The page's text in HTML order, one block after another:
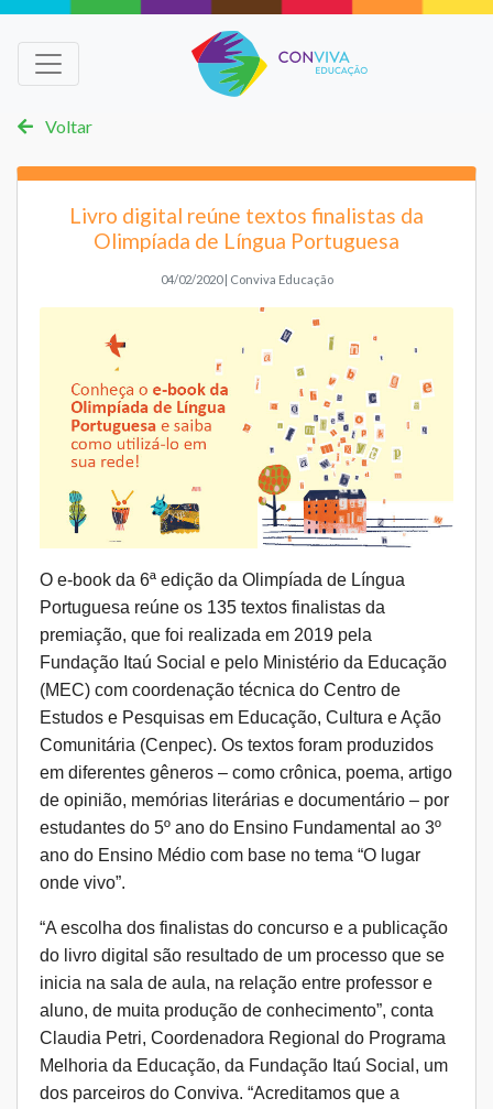
Voltar
Livro digital reúne textos finalistas da
Olimpíada de Língua Portuguesa
04/02/2020 | Conviva Educação
O e-book da 6ª edição da Olimpíada de Língua
Portuguesa reúne os 135 textos finalistas da
premiação, que foi realizada em 2019 pela
Fundação Itaú Social e pelo Ministério da Educação
(MEC) com coordenação técnica do Centro de
Estudos e Pesquisas em Educação, Cultura e Ação
Comunitária (Cenpec). Os textos foram produzidos
em diferentes gêneros – como crônica, poema, artigo
de opinião, memórias literárias e documentário – por
estudantes do 5º ano do Ensino Fundamental ao 3º
ano do Ensino Médio com base no tema “O lugar
onde vivo”.
“A escolha dos finalistas do concurso e a publicação
do livro digital são resultado de um processo que se
inicia na sala de aula, na relação entre professor e
aluno, de muita produção de conhecimento”, conta
Claudia Petri, Coordenadora Regional do Programa
Melhoria da Educação, da Fundação Itaú Social, um
dos parceiros do Conviva. “Acreditamos que a